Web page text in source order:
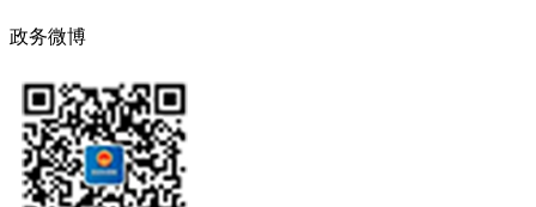
政务微博